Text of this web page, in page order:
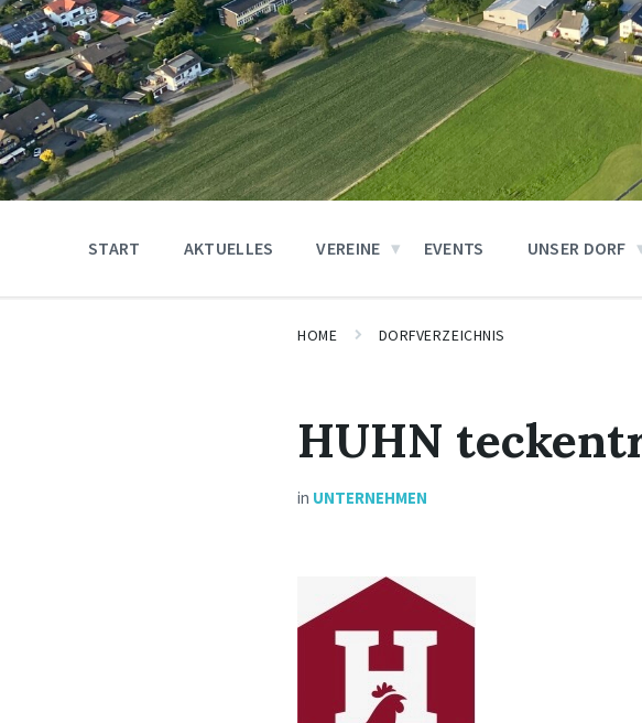
START AKTUELLES VEREINE EVENTS UNSER DORF
HOME DORFVERZEICHNIS
HUHN
in UNTERNEHMEN